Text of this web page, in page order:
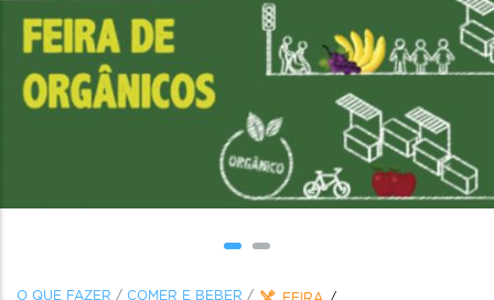
O QUE FAZER / COMER E BEBER /